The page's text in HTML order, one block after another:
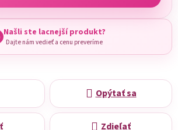
Našli ste lacnejší produkt?
Dajte nám vedieť a cenu preveríme
Opýtať sa
Zdieľať